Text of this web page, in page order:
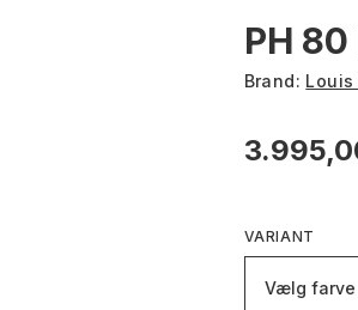
PH
Brand: Louis
VARIANT
Vælg farve